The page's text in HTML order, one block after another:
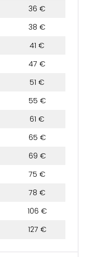
36 €
38 €
41 €
47 €
51 €
55 €
61 €
65 €
69 €
75 €
78 €
106 €
127 €